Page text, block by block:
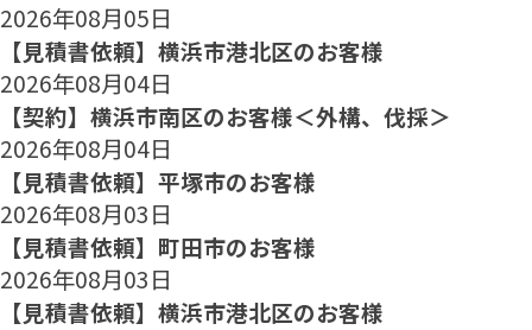
2026年08月05日
【見積書依頼】横浜市港北区のお客様
2026年08月04日
【契約】横浜市南区のお客様＜外構、伐採＞
2026年08月04日
【見積書依頼】平塚市のお客様
2026年08月03日
【見積書依頼】町田市のお客様
2026年08月03日
【見積書依頼】横浜市港北区のお客様